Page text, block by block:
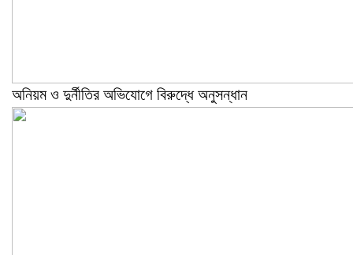
অনিয়ম ও দুর্নীতির অভিযোগে বিরুদ্ধে অনুসন্ধান